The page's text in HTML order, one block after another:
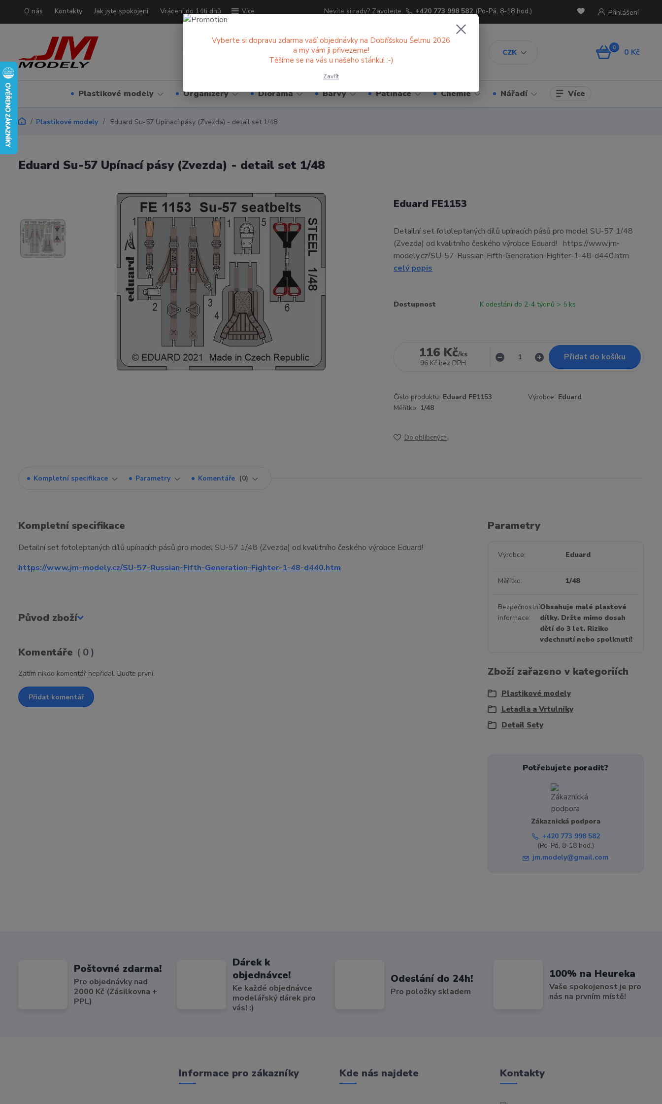
O nás Kontakty Jak jste spokojeni Vrácení do 14ti dnů Více
CZK
Přihlášení
Nevíte si rady? Zavolejte. +420 773 998 582 (Po-Pá, 8-18 hod.)
0 0 Kč
Plastikové modely Organizéry Diorama Barvy Patinace Chemie Nářadí Více
Plastikové modely Eduard Su-57 Upínací pásy (Zvezda) - detail set 1/48
Eduard Su-57 Upínací pásy (Zvezda) - detail set 1/48
Eduard FE1153
Detailní set fotoleptaných dílů upínacích pásů pro model SU-57 1/48
(Zvezda) od kvalitního českého výrobce Eduard! https://www.jm-
modely.cz/SU-57-Russian-Fifth-Generation-Fighter-1-48-d440.htm
celý popis
Dostupnost K odeslání do 2-4 týdnů > 5 ks
116 Kč/ks
96 Kč bez DPH
Přidat do košíku
Číslo produktu: Eduard FE1153 Výrobce: Eduard
Měřítko: 1/48
Do oblíbených
Kompletní specifikace Parametry Komentáře 0
Kompletní specifikace
Detailní set fotoleptaných dílů upínacích pásů pro model SU-57 1/48 (Zvezda) od kvalitního českého výrobce Eduard!
https://www.jm-modely.cz/SU-57-Russian-Fifth-Generation-Fighter-1-48-d440.htm
Původ zboží
Komentáře 0
Zatím nikdo komentář nepřidal. Buďte první.
Přidat komentář
Parametry
Výrobce Eduard
Měřítko 1/48
Bezpečnostní
informace
Obsahuje malé plastové
dílky. Držte mimo dosah
dětí do 3 let. Riziko
vdechnutí nebo spolknutí!
Zboží zařazeno v kategoriích
Plastikové modely
Letadla a Vrtulníky
Detail Sety
Potřebujete poradit?
Zákaznická podpora
+420 773 998 582
(Po-Pá, 8-18 hod.)
jm.modely@gmail.com
Poštovné zdarma!
Pro objednávky nad
2000 Kč (Zásilkovna +
PPL)
Dárek k
objednávce!
Ke každé objednávce
modelářský dárek pro
vás! :)
Odeslání do 24h!
Pro položky skladem
100% na Heureka
Vaše spokojenost je pro
nás na prvním místě!
Informace pro zákazníky Kde nás najdete Kontakty
Vyberte si dopravu zdarma vaší objednávky na Dobříšskou Šelmu 2026
a my vám ji přivezeme!
Těšíme se na vás u našeho stánku! :-)
Zavřít